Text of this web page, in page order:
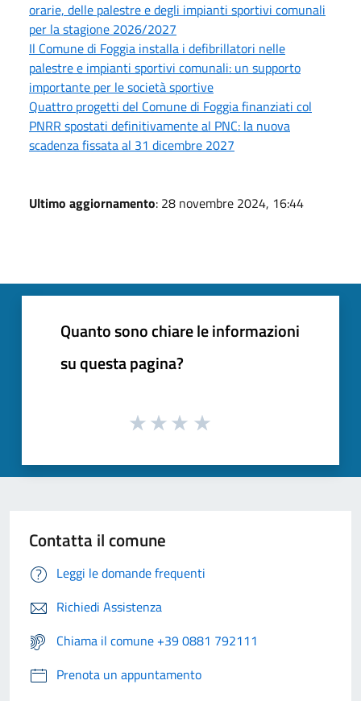
orarie, delle palestre e degli impianti sportivi comunali
per la stagione 2026/2027
Il Comune di Foggia installa i defibrillatori nelle
palestre e impianti sportivi comunali: un supporto
importante per le società sportive
Quattro progetti del Comune di Foggia finanziati col
PNRR spostati definitivamente al PNC: la nuova
scadenza fissata al 31 dicembre 2027
Ultimo aggiornamento: 28 novembre 2024, 16:44
Quanto sono chiare le informazioni
su questa pagina?
Contatta il comune
Leggi le domande frequenti
Richiedi Assistenza
Chiama il comune +39 0881 792111
Prenota un appuntamento